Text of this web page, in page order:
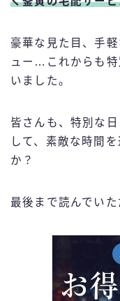
豪華な見た目、手
ュー…これからも特
いました。
皆さんも、特別な
して、素敵な時間
か？
最後まで読んでい